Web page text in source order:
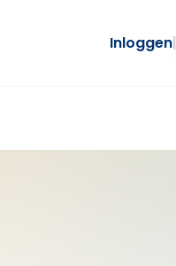
Inloggen|